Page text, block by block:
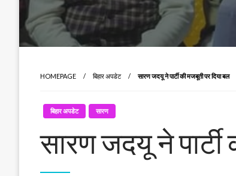
HOMEPAGE बिहार अपडेट सारण जदयू ने पार्टी की मजबूती पर दिया बल
बिहार अपडेट सारण
सारण जदयू ने